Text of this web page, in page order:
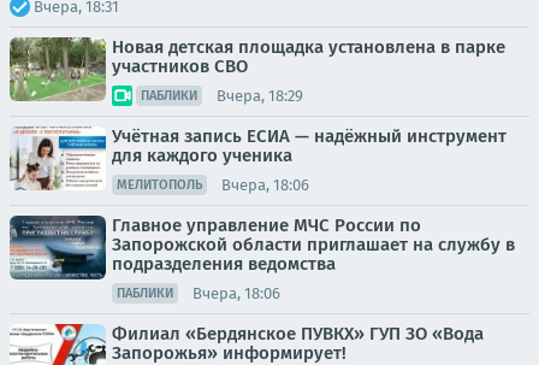
Вчера, 18:31
Новая детская площадка установлена в парке
участников СВО
ПАБЛИКИ Вчера, 18:29
Учётная запись ЕСИА — надёжный инструмент
для каждого ученика
МЕЛИТОПОЛЬ Вчера, 18:06
Главное управление МЧС России по
Запорожской области приглашает на службу в
подразделения ведомства
ПАБЛИКИ Вчера, 18:06
Филиал «Бердянское ПУВКХ» ГУП ЗО «Вода
Запорожья» информирует!